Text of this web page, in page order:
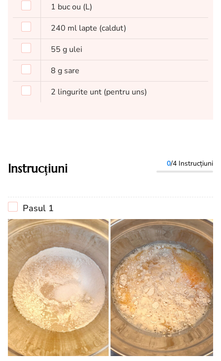
1 bucou (L)
240 ml lapte (caldut)
55 g ulei
8 g sare
2 lingurite unt (pentru uns)
Instrucțiuni 0/4 Instrucțiuni
Pasul 1